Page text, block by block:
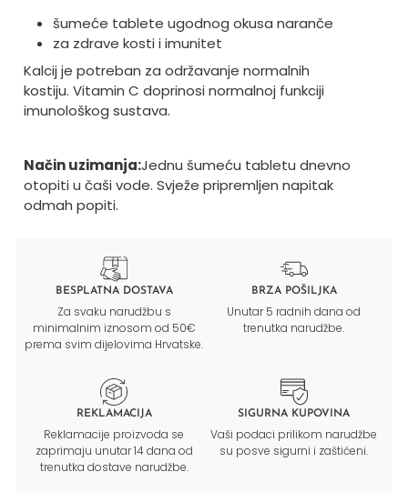
šumeće tablete ugodnog okusa naranče
za zdrave kosti i imunitet
Kalcij je potreban za održavanje normalnih
kostiju. Vitamin C doprinosi normalnoj funkciji
imunološkog sustava.
Način uzimanja:Jednu šumeću tabletu dnevno
otopiti u čaši vode. Svježe pripremljen napitak
odmah popiti.
BESPLATNA DOSTAVA
Za svaku narudžbu s
minimalnim iznosom od 50€
prema svim dijelovima Hrvatske.
BRZA POŠILJKA
Unutar 5 radnih dana od
trenutka narudžbe.
REKLAMACIJA
Reklamacije proizvoda se
zaprimaju unutar 14 dana od
trenutka dostave narudžbe.
SIGURNA KUPOVINA
Vaši podaci prilikom narudžbe
su posve sigurni i zaštićeni.